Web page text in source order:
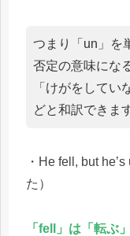
つまり「un」を
否定の意味にな
「けがをしてい
どと和訳できま
・He fell, but
た）
「fell」は「転ぶ